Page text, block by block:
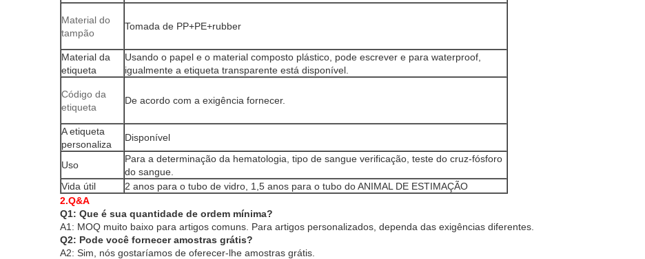
Material do
tampão
Tomada de PP+PE+rubber
Material da
etiqueta
Usando o papel e o material composto plástico, pode escrever e para waterproof,
igualmente a etiqueta transparente está disponível.
Código da
etiqueta
De acordo com a exigência fornecer.
A etiqueta
personaliza
Disponível
Uso
Para a determinação da hematologia, tipo de sangue verificação, teste do cruz-fósforo
do sangue.
Vida útil
2 anos para o tubo de vidro, 1,5 anos para o tubo do ANIMAL DE ESTIMAÇÃO
2.Q&A
Q1: Que é sua quantidade de ordem mínima?
A1: MOQ muito baixo para artigos comuns. Para artigos personalizados, dependa das exigências diferentes.
Q2: Pode você fornecer amostras grátis?
A2: Sim, nós gostaríamos de oferecer-lhe amostras grátis